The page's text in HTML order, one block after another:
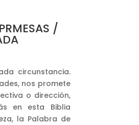
/
circunstancia.
nos promete
o dirección,
en esta Biblia
la Palabra de